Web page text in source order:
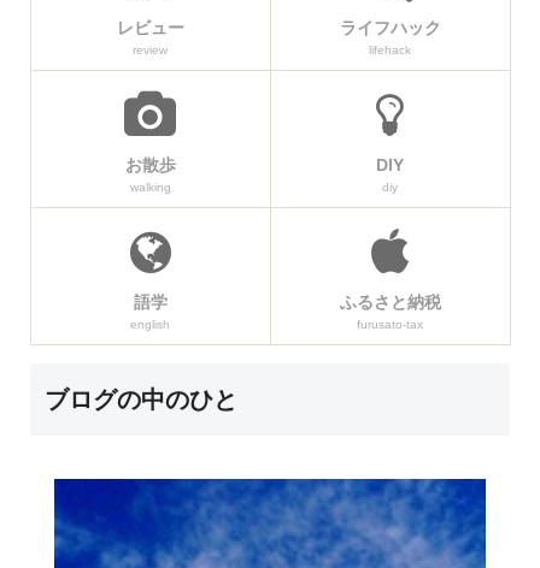
レビュー
review
ライフハック
lifehack
お散歩
walking
DIY
diy
語学
english
ふるさと納税
furusato-tax
ブログの中のひと